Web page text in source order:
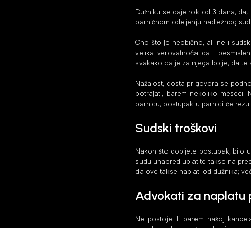
Dužniku se daje rok od 3 dana,
parničnom odeljenju nadležnog
Ono što je neobično, ali ne i
velika verovatnoća da i
svakako da je za njega bolje, da
Nažalost, dosta prigovora se
potrajati, barem nekoliko
parnicu, postupak u parnici će
Sudski troškovi
Nakon što dobijete postupak, bilo
sudu unapred uplatite takse na
da ove takse naplati od dužnika;
Advokati za naplatu
Ne postoje ili barem našoj